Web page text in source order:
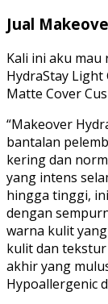
Jual
Kali ini aku mau
HydraStay Light
Matte Cover
“Makeover
bantalan
kering dan
yang intens
hingga tinggi,
dengan
warna kulit
kulit dan
akhir yang
Hypoallergenic